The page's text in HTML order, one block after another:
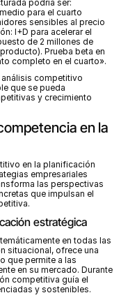
podría ser:
para el cuarto
sensibles al precio
I+D para acelerar el
de 2 millones de
Prueba beta en
completo en el cuarto».
competitivo
que se pueda
y crecimiento
en la
en la planificación
empresariales
las perspectivas
que impulsan el
estratégica
en todas las
situacional, ofrece una
que permite a las
en su mercado. Durante
competitiva guía el
y sostenibles.